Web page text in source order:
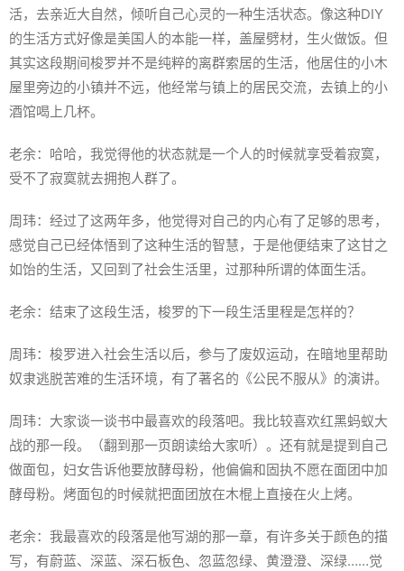
活，去亲近大自然，倾听自己心灵的一种生活状态。像这种DIY
的生活方式好像是美国人的本能一样，盖屋劈材，生火做饭。但
其实这段期间梭罗并不是纯粹的离群索居的生活，他居住的小木
屋里旁边的小镇并不远，他经常与镇上的居民交流，去镇上的小
酒馆喝上几杯。
老余：哈哈，我觉得他的状态就是一个人的时候就享受着寂寞，
受不了寂寞就去拥抱人群了。
周玮：经过了这两年多，他觉得对自己的内心有了足够的思考，
感觉自己已经体悟到了这种生活的智慧，于是他便结束了这甘之
如饴的生活，又回到了社会生活里，过那种所谓的体面生活。
老余：结束了这段生活，梭罗的下一段生活里程是怎样的？
周玮：梭罗进入社会生活以后，参与了废奴运动，在暗地里帮助
奴隶逃脱苦难的生活环境，有了著名的《公民不服从》的演讲。
周玮：大家谈一谈书中最喜欢的段落吧。我比较喜欢红黑蚂蚁大
战的那一段。（翻到那一页朗读给大家听）。还有就是提到自己
做面包，妇女告诉他要放酵母粉，他偏偏和固执不愿在面团中加
酵母粉。烤面包的时候就把面团放在木棍上直接在火上烤。
老余：我最喜欢的段落是他写湖的那一章，有许多关于颜色的描
写，有蔚蓝、深蓝、深石板色、忽蓝忽绿、黄澄澄、深绿……觉